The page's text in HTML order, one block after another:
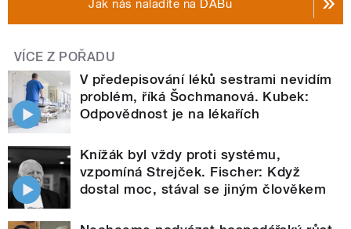
Jak nás naladíte na DABu
VÍCE Z POŘADU
V předepisování léků sestrami nevidím
problém, říká Šochmanová. Kubek:
Odpovědnost je na lékařích
Knížák byl vždy proti systému,
vzpomíná Strejček. Fischer: Když
dostal moc, stával se jiným člověkem